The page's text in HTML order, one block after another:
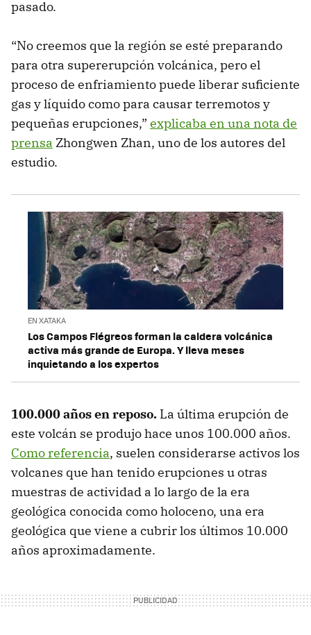
pasado.
“No creemos que la región se esté preparando
para otra supererupción volcánica, pero el
proceso de enfriamiento puede liberar suficiente
gas y líquido como para causar terremotos y
pequeñas erupciones,” explicaba en una nota de
prensa Zhongwen Zhan, uno de los autores del
estudio.
EN XATAKA
Los Campos Flégreos forman la caldera volcánica
activa más grande de Europa. Y lleva meses
inquietando a los expertos
100.000 años en reposo. La última erupción de
este volcán se produjo hace unos 100.000 años.
Como referencia, suelen considerarse activos los
volcanes que han tenido erupciones u otras
muestras de actividad a lo largo de la era
geológica conocida como holoceno, una era
geológica que viene a cubrir los últimos 10.000
años aproximadamente.